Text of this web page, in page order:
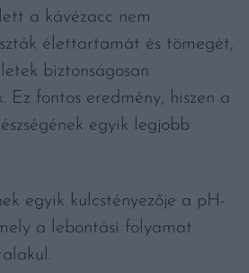
a kávézacc nem
élettartamát és tömegét,
biztonságosan
Ez fontos eredmény, hiszen a
egyik legjobb
egyik kulcstényezője a pH-
a lebontási folyamat